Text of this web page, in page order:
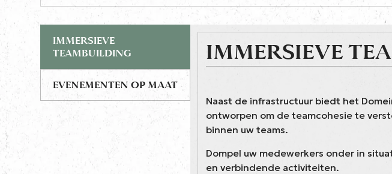
IMMERSIEVE
TEAMBUILDING
EVENEMENTEN OP MAAT
IMMERSIEVE
Naast de infrastructuur biedt het
ontworpen om de teamcohesie te
binnen uw teams.
Dompel uw medewerkers onder in
en verbindende activiteiten.